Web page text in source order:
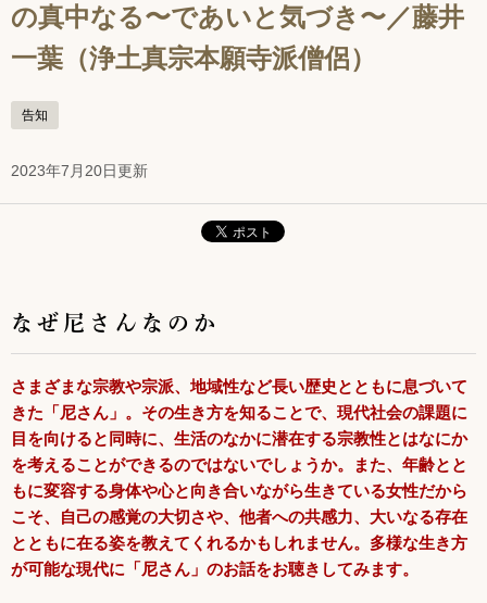
の真中なる〜であいと気づき〜／藤井
一葉（浄土真宗本願寺派僧侶）
告知
2023年7月20日更新
なぜ尼さんなのか
さまざまな宗教や宗派、地域性など長い歴史とともに息づいて
きた「尼さん」。その生き方を知ることで、現代社会の課題に
目を向けると同時に、生活のなかに潜在する宗教性とはなにか
を考えることができるのではないでしょうか。また、年齢とと
もに変容する身体や心と向き合いながら生きている女性だから
こそ、自己の感覚の大切さや、他者への共感力、大いなる存在
とともに在る姿を教えてくれるかもしれません。多様な生き方
が可能な現代に「尼さん」のお話をお聴きしてみます。